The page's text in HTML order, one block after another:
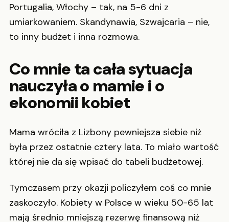
Portugalia, Włochy – tak, na 5-6 dni z
umiarkowaniem. Skandynawia, Szwajcaria – nie,
to inny budżet i inna rozmowa.
Co mnie ta cała sytuacja
nauczyła o mamie i o
ekonomii kobiet
Mama wróciła z Lizbony pewniejsza siebie niż
była przez ostatnie cztery lata. To miało wartość
której nie da się wpisać do tabeli budżetowej.
Tymczasem przy okazji policzyłem coś co mnie
zaskoczyło. Kobiety w Polsce w wieku 50-65 lat
mają średnio mniejszą rezerwę finansową niż